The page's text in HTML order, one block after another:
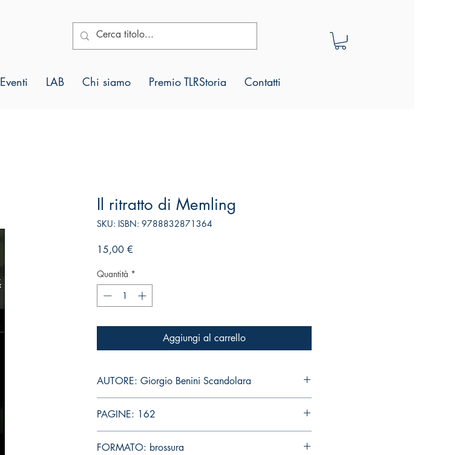
Eventi LAB Chi siamo Premio TLRStoria Contatti
Il ritratto di Memling
SKU: ISBN: 9788832871364
15,00 €Prezzo
Quantità *
Aggiungi al carrello
AUTORE: Giorgio Benini Scandolara
PAGINE: 162
FORMATO: brossura